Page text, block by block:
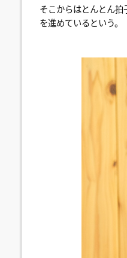
そこからはとんとん
を進めているという。